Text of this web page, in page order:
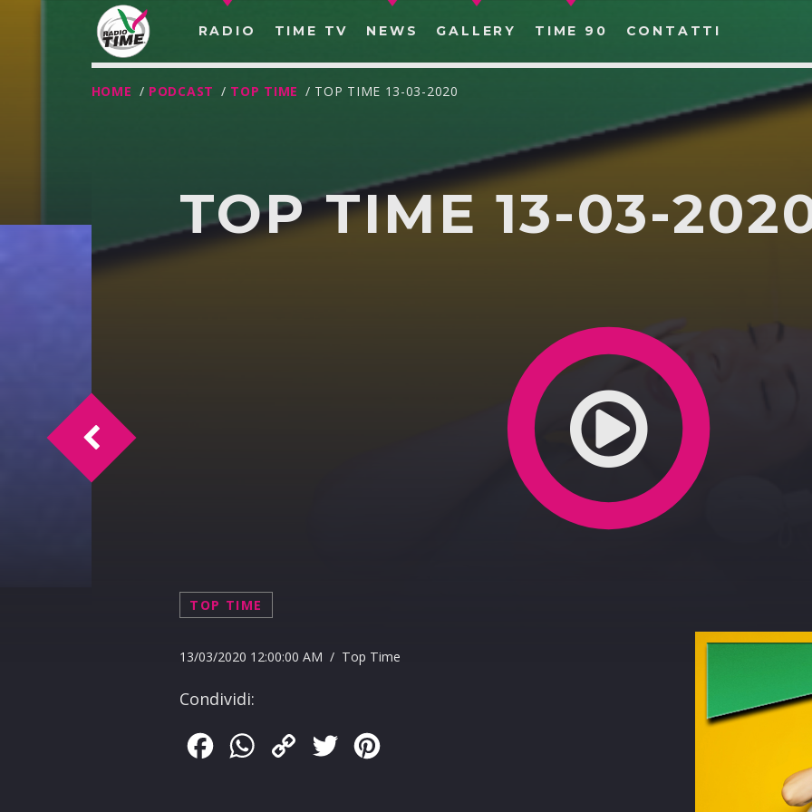
RADIO TIME TV NEWS GALLERY TIME 90 CONTATTI
CERCA NEL SITO WEB:
HOME / PODCAST / TOP TIME / TOP TIME 13-03-2020
TOP TIME 13-03-
TOP TIME
13/03/2020 12:00:00 AM / Top Time
Condividi:
FacebookWhatsApp
Copy
Twitter
A SocialTime Andreina Alfano 14-02-2020